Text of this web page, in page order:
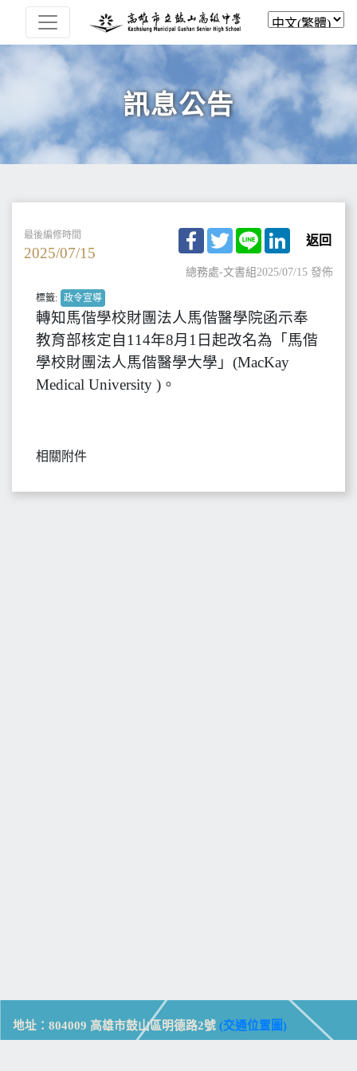
訊息公告
最後編修時間
2025/07/15
Facebook
TwitterLine LinkedIn
返回
總務處-文書組2025/07/15 發佈
標籤: 政令宣導
轉知馬偕學校財團法人馬偕醫學院函示奉
教育部核定自114年8月1日起改名為「馬偕
學校財團法人馬偕醫學大學」(MacKay
Medical University )。
相關附件
地址：804009 高雄市鼓山區明德路2號 (交通位置圖)